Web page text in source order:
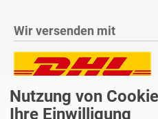
Wir versenden mit
Lieferung auch an
Samstagszustellung
Nutzung von
Ihre Einwilligung